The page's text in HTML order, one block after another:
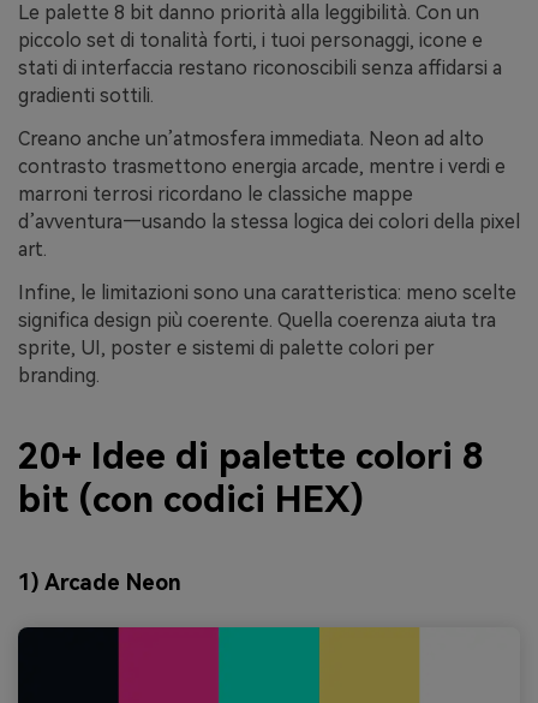
Le palette 8 bit danno priorità alla leggibilità. Con un
piccolo set di tonalità forti, i tuoi personaggi, icone e
stati di interfaccia restano riconoscibili senza affidarsi a
gradienti sottili.
Creano anche un’atmosfera immediata. Neon ad alto
contrasto trasmettono energia arcade, mentre i verdi e
marroni terrosi ricordano le classiche mappe
d’avventura—usando la stessa logica dei colori della pixel
art.
Infine, le limitazioni sono una caratteristica: meno scelte
significa design più coerente. Quella coerenza aiuta tra
sprite, UI, poster e sistemi di palette colori per
branding.
20+ Idee di palette colori 8
bit (con codici HEX)
1) Arcade Neon